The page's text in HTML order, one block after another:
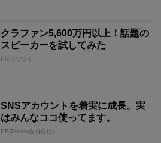
クラファン5,600万円以上！話題の
スピーカーを試してみた
PR(デノン)
SNSアカウントを着実に成長。実
はみんなココ使ってます。
PR(Dreaw合同会社)